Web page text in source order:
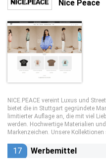
Nice Peace
NICE.PEACE vereint Luxus und
bietet die in Stuttgart gegründete
limitierter Auflage an, die mit viel
werden. Hochwertige Materialien
Markenzeichen. Unsere
17 Werbemittel